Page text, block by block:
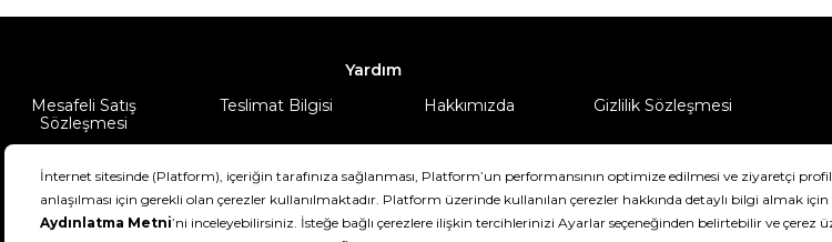
Yardım
Mesafeli Satış
Sözleşmesi
Teslimat Bilgisi Hakkımızda Gizlilik Sözleşmesi